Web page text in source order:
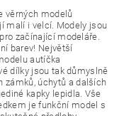
věrných modelů
malí i velcí. Modely jsou
začínající modeláře.
barev! Největší
autíčka
dílky jsou tak důmyslně
zámků, úchytů a dalších
kapky lepidla. Vše
je funkční model s